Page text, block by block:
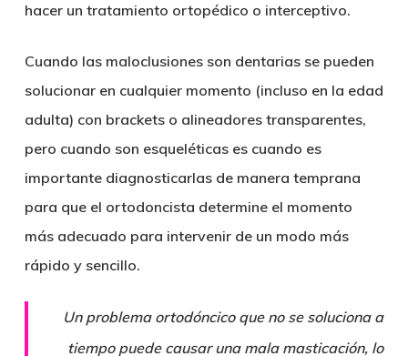
hacer un tratamiento ortopédico o interceptivo.
Cuando las maloclusionesson dentarias se pueden
solucionar en cualquier momento (incluso en la edad
adulta) con brackets o alineadores transparentes,
pero cuando son esqueléticas es cuando es
importante diagnosticarlas de manera temprana
para que el ortodoncista determine el momento
más adecuado para intervenir de un modo más
rápido y sencillo.
Un problema ortodóncico que no se soluciona a
tiempo puede causar una mala masticación, lo